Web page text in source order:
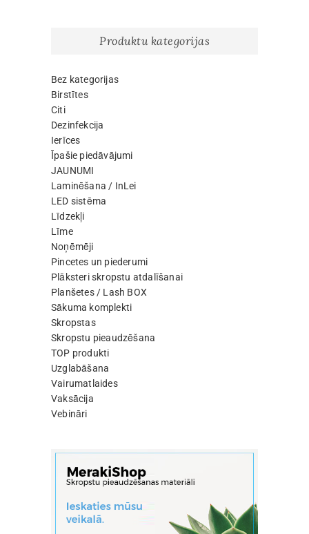
Produktu kategorijas
Bez kategorijas
Birstītes
Citi
Dezinfekcija
Ierīces
Īpašie piedāvājumi
JAUNUMI
Laminēšana / InLei
LED sistēma
Līdzekļi
Līme
Noņēmēji
Pincetes un piederumi
Plāksteri skropstu atdalīšanai
Planšetes / Lash BOX
Sākuma komplekti
Skropstas
Skropstu pieaudzēšana
TOP produkti
Uzglabāšana
Vairumatlaides
Vaksācija
Vebināri